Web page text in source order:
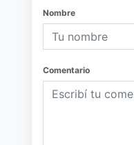
Nombre
Comentario